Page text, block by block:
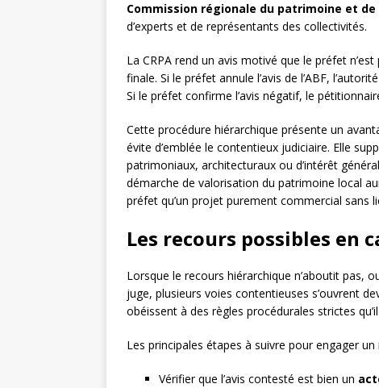
Commission régionale du patrimoine et de
d’experts et de représentants des collectivités.
La CRPA rend un avis motivé que le préfet
finale. Si le préfet annule l’avis de l’ABF,
Si le préfet confirme l’avis négatif, le
Cette procédure hiérarchique présente un
évite d’emblée le contentieux judiciaire. Elle
patrimoniaux, architecturaux ou d’intérêt
démarche de valorisation du patrimoine local
préfet qu’un projet purement commercial sans
Les recours possibles en
Lorsque le recours hiérarchique n’aboutit pas,
juge, plusieurs voies contentieuses s’ouvrent
obéissent à des règles procédurales strictes
Les principales étapes à suivre pour engager
Vérifier que l’avis contesté est bien un